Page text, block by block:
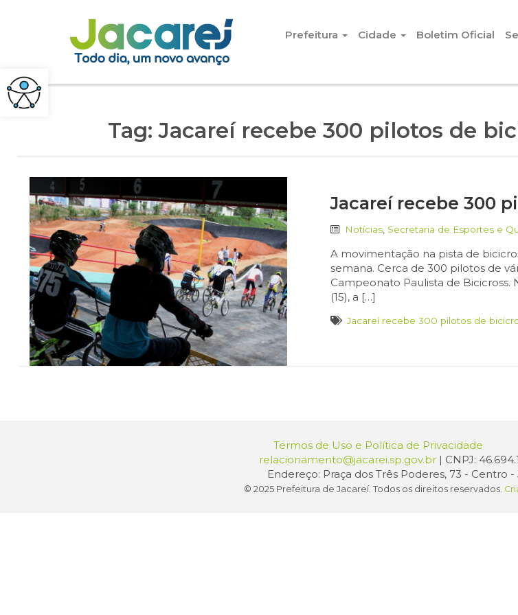
Pular para o conteúdo
Prefeitura
Cidade Boletim Oficial
Tag:Jacareí recebe 300 pilotos de
Jacareí recebe 300
Notícias Secretaria de Esportes e
A movimentação na pista de
semana. Cerca de 300 pilotos de
Campeonato Paulista de Bicicross.
(15), a […]
Jacareí recebe 300 pilotos de
Termos de Uso e Política de Privacidade
relacionamento@jacarei.sp.gov.br | CNPJ:
Endereço: Praça dos Três Poderes, 73 - Centro -
© 2025 Prefeitura de Jacareí. Todos os direitos reservados.